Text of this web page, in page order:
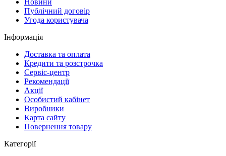
Новини
Публічний договір
Угода користувача
Інформація
Доставка та оплата
Кредити та розстрочка
Сервіc-центр
Рекомендації
Акції
Особистий кабінет
Виробники
Карта сайту
Повернення товару
Категорії